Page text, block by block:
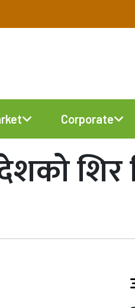
Corporate
शिर